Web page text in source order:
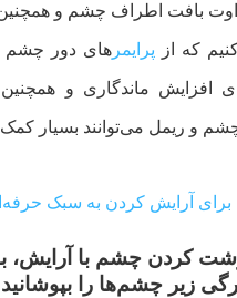
بافت اطراف چشم و همچنین
که از پرایمرهای دور چشم
افزایش ماندگاری و
و ریمل می‌توانند بسیار کمک
کردن چشم با آرایش، با
زیر چشم‌ها را بپوشانید